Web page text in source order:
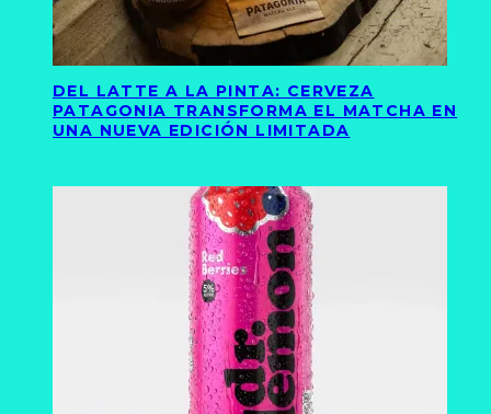
DEL LATTE A LA PINTA: CERVEZA
PATAGONIA TRANSFORMA EL MATCHA EN
UNA NUEVA EDICIÓN LIMITADA